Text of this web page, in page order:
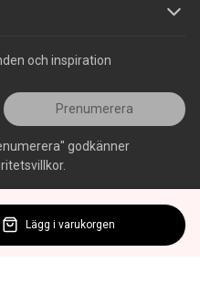
och inspiration
Prenumerera
godkänner
Lägg i varukorgen